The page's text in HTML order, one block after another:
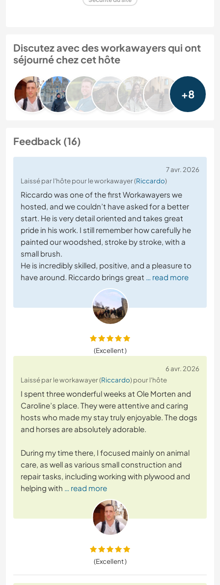
Discutez avec des workawayers qui ont
séjourné chez cet hôte
+8
Feedback (16)
7 avr. 2026
Laissé par l'hôte pour le workawayer (Riccardo)
Riccardo was one of the first Workawayers we
hosted, and we couldn’t have asked for a better
start. He is very detail oriented and takes great
pride in his work. I still remember how carefully he
painted our woodshed, stroke by stroke, with a
small brush.
He is incredibly skilled, positive, and a pleasure to
have around. Riccardo brings great … read more
(Excellent )
6 avr. 2026
Laissé par le workawayer (Riccardo) pour l'hôte
I spent three wonderful weeks at Ole Morten and
Caroline’s place. They were attentive and caring
hosts who made my stay truly enjoyable. The dogs
and horses are absolutely adorable.
During my time there, I focused mainly on animal
care, as well as various small construction and
repair tasks, including working with plywood and
helping with … read more
(Excellent )